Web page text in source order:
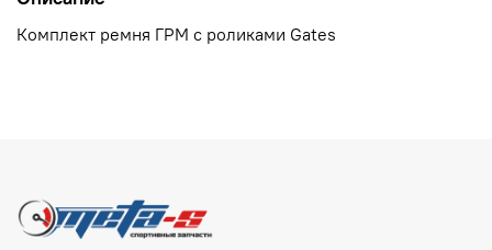
Комплект ремня ГРМ с роликами Gates